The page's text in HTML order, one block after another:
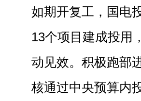
如期开复工，国电
13个项目建成投用
动见效。积极跑部
核通过中央预算内